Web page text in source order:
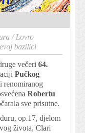
/Lovro
bazilici
večeri 64.
Pučkog
renomiranog
Robertu
sve prisutne.
op.17, djelom
života, Clari